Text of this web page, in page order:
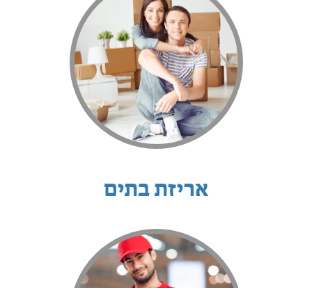
אריזת בתים